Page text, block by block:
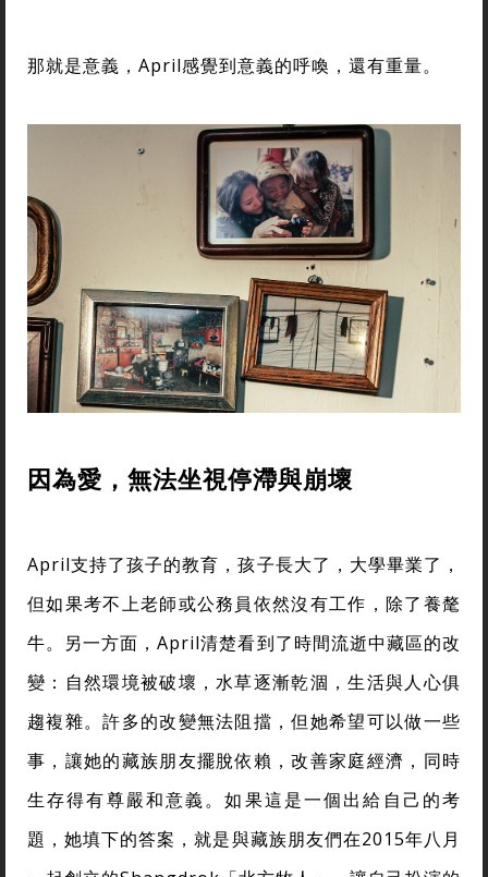
那就是意義，April感覺到意義的呼喚，還有重量。
因為愛，無法坐視停滯與崩壞
April支持了孩子的教育，孩子長大了，大學畢業了，
但如果考不上老師或公務員依然沒有工作，除了養氂
牛。另一方面，April清楚看到了時間流逝中藏區的改
變：自然環境被破壞，水草逐漸乾涸，生活與人心俱
趨複雜。許多的改變無法阻擋，但她希望可以做一些
事，讓她的藏族朋友擺脫依賴，改善家庭經濟，同時
生存得有尊嚴和意義。如果這是一個出給自己的考
題，她填下的答案，就是與藏族朋友們在2015年八月